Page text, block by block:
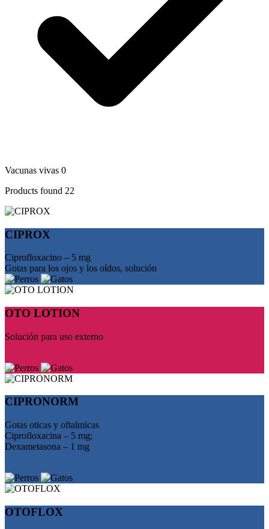
Vacunas vivas 0
Products found 22
CIPROX
Ciprofloxacino – 5 mg
Gotas para los ojos y los oídos, solución
ОТО LOTION
Solución para uso externo
CIPRONORM
Gotas oticas y oftalmicas
Ciprofloxacina – 5 mg;
Dexametasona – 1 mg
OTOFLOX